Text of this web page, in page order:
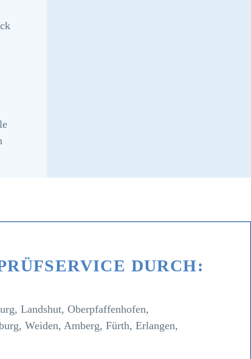
DURCH:
Landshut, Oberpfaffenhofen,
Weiden, Amberg, Fürth, Erlangen,